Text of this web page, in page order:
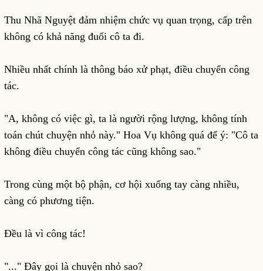
Thu Nhã Nguyệt đảm nhiệm chức vụ quan trọng, cấp trên
không có khả năng đuổi cô ta đi.
Nhiều nhất chính là thông báo xử phạt, điều chuyển công
tác.
"A, không có việc gì, ta là người rộng lượng, không tính
toán chút chuyện nhỏ này." Hoa Vụ không quá để ý: "Cô ta
không điều chuyển công tác cũng không sao."
Trong cùng một bộ phận, cơ hội xuống tay càng nhiều,
càng có phương tiện.
Đều là vì công tác!
"..." Đây gọi là chuyện nhỏ sao?